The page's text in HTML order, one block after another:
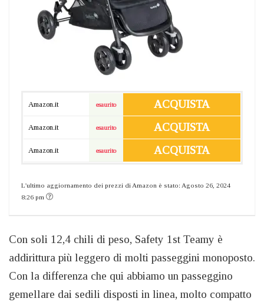
Amazon.it esaurito ACQUISTA
Amazon.it esaurito ACQUISTA
Amazon.it esaurito ACQUISTA
L'ultimo aggiornamento dei prezzi di Amazon è stato: Agosto 26, 2024
8:26 pm
Con soli 12,4 chili di peso, Safety 1st Teamy è
addirittura più leggero di molti passeggini monoposto.
Con la differenza che qui abbiamo un passeggino
gemellare dai sedili disposti in linea, molto compatto